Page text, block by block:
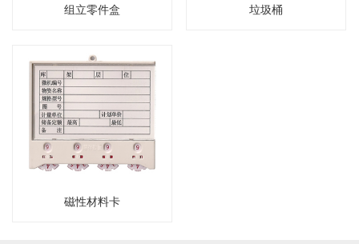
组立零件盒 垃圾桶
磁性材料卡